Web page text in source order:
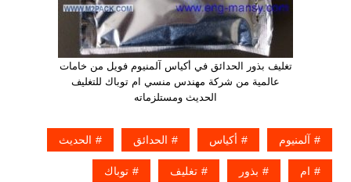
تغليف بذور الحدائق في أكياس آلمنيوم فويل من خامات
عالمية من شركة مهندس منسي ام توباك للتغليف
الحديث ومستلزماته
آلمنيوم أكياس الحدائق الحديث
ام بذور تغليف توباك